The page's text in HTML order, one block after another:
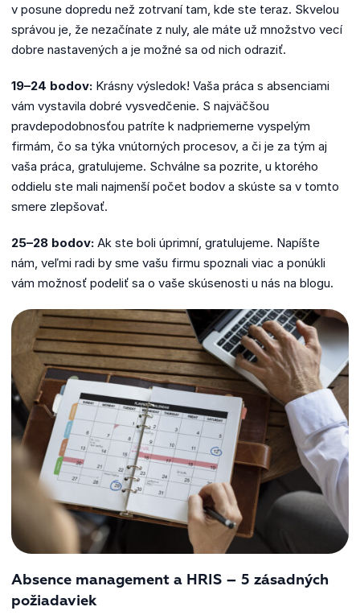
v posune dopredu než zotrvaní tam, kde ste teraz. Skvelou
správou je, že nezačínate z nuly, ale máte už množstvo vecí
dobre nastavených a je možné sa od nich odraziť.
19–24 bodov: Krásny výsledok! Vaša práca s absenciami
vám vystavila dobré vysvedčenie. S najväčšou
pravdepodobnosťou patríte k nadpriemerne vyspelým
firmám, čo sa týka vnútorných procesov, a či je za tým aj
vaša práca, gratulujeme. Schválne sa pozrite, u ktorého
oddielu ste mali najmenší počet bodov a skúste sa v tomto
smere zlepšovať.
25–28 bodov: Ak ste boli úprimní, gratulujeme. Napíšte
nám, veľmi radi by sme vašu firmu spoznali viac a ponúkli
vám možnosť podeliť sa o vaše skúsenosti u nás na blogu.
Absence management a HRIS – 5 zásadných
požiadaviek